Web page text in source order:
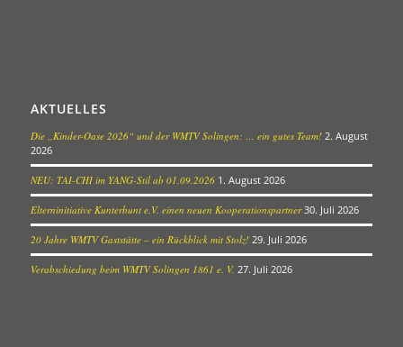
AKTUELLES
Die „Kinder-Oase 2026“ und der WMTV Solingen: … ein gutes Team! 2. August
2026
NEU: TAI-CHI im YANG-Stil ab 01.09.2026 1. August 2026
Elterninitiative Kunterbunt e.V. einen neuen Kooperationspartner 30. Juli 2026
20 Jahre WMTV Gaststätte – ein Rückblick mit Stolz! 29. Juli 2026
Verabschiedung beim WMTV Solingen 1861 e. V. 27. Juli 2026